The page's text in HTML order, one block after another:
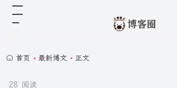
首页 • 最新博文 • 正文
28 阅读